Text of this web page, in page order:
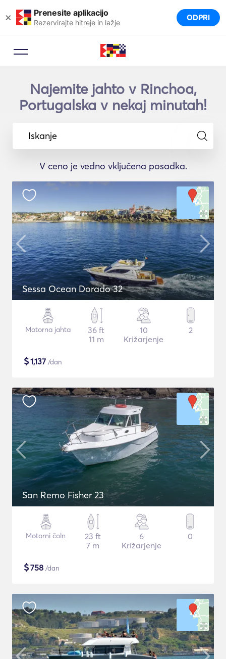
× Prenesite aplikacijo
Rezervirajte hitreje in lažje ODPRI
Najemite jahto v Rinchoa,
Portugalska v nekaj minutah!
Iskanje
V ceno je vedno vključena posadka.
Sessa Ocean Dorado 32
Motorna jahta
36 ft
11 m
10
Križarjenje
2
$1,137 /dan
San Remo Fisher 23
Motorni čoln
23 ft
7 m
6
Križarjenje
0
$758 /dan